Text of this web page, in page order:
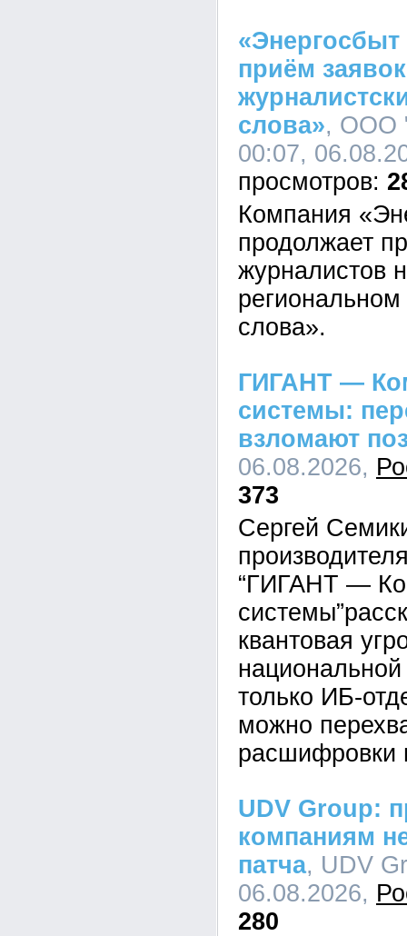
приём
слова», ООО
00:07,
Компания
продолжает
журналистов
слова».
ГИГАНТ —
системы:
взломают
06.08.2026,
373
Сергей
“ГИГАНТ —
квантовая
только ИБ-
можно
расшифровки
UDV Group:
компаниям
патча, UDV
06.08.2026,
280